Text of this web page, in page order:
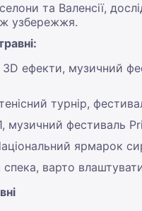
та Валенсії,
узбережжя.
ефекти, музичний
турнір,
музичний фестиваль
ярмарок
варто